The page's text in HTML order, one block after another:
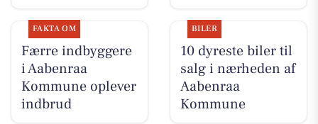
FAKTA OM
Færre indbyggere
i Aabenraa
Kommune oplever
indbrud
BILER
10 dyreste biler til
salg i nærheden af
Aabenraa
Kommune